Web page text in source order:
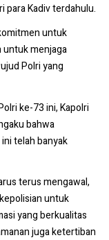
para Kadiv terdahulu.
untuk
untuk menjaga
Polri yang
ke-73 ini, Kapolri
bahwa
telah banyak
terus mengawal,
untuk
yang berkualitas
juga ketertiban